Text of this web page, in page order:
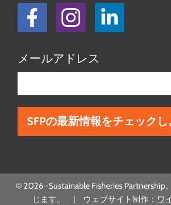
フェイスブ
Instagram
メールアドレス
© 2026 -Sustainable Fisheries Partnership
じます。 | ウェブサイト制作： ワ